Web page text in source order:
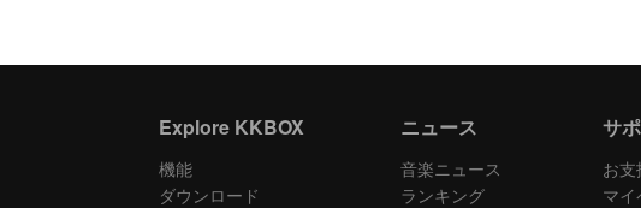
Explore KKBOX
機能
ダウンロード
ニュース
音楽ニュース
ランキング
サ
お支
マイ